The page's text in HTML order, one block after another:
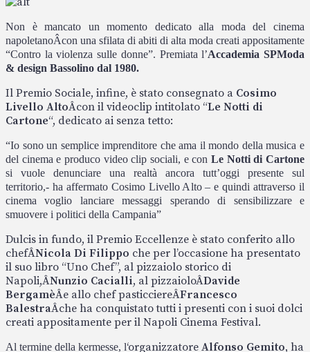
Non è mancato un momento dedicato alla moda del cinema
napoletanoÂcon una sfilata di abiti di alta moda creati appositamente
“Contro la violenza sulle donne”. Premiata l’Accademia SPModa
& design Bassolino dal 1980.
Il Premio Sociale, infine, è stato consegnato a Cosimo
Livello AltoÂcon il videoclip intitolato “Le Notti di
Cartone“, dedicato ai senza tetto:
“Io sono un semplice imprenditore che ama il mondo della musica e
del cinema e produco video clip sociali, e con Le Notti di Cartone
si vuole denunciare una realtà ancora tutt’oggi presente sul
territorio,- ha affermato Cosimo Livello Alto – e quindi attraverso il
cinema voglio lanciare messaggi sperando di sensibilizzare e
smuovere i politici della Campania”
Dulcis in fundo, il Premio Eccellenze è stato conferito allo
chefÂNicola Di Filippo che per l’occasione ha presentato
il suo libro “Uno Chef”, al pizzaiolo storico di
Napoli,ÂNunzio Cacialli, al pizzaioloÂDavide
BergamèÂe allo chef pasticciereÂFrancesco
BalestraÂche ha conquistato tutti i presenti con i suoi dolci
creati appositamente per il Napoli Cinema Festival.
Al termine della kermesse, l‘organizzatore Alfonso Gemito, ha